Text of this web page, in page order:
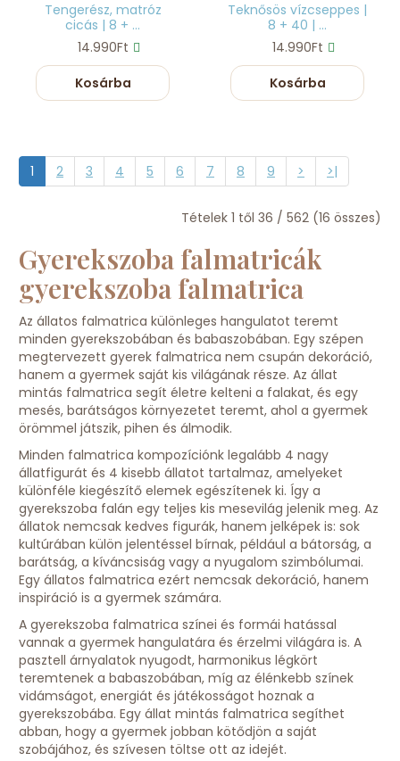
Tengerész, matróz
cicás | 8 + ...
14.990Ft
Kosárba
Teknősös vízcseppes |
8 + 40 | ...
14.990Ft
Kosárba
1 2 3 4 5 6 7 8 9 > >|
Tételek 1 től 36 / 562 (16 összes)
Gyerekszoba falmatricák
gyerekszoba falmatrica
Az állatos falmatrica különleges hangulatot teremt
minden gyerekszobában és babaszobában. Egy szépen
megtervezett gyerek falmatrica nem csupán dekoráció,
hanem a gyermek saját kis világának része. Az állat
mintás falmatrica segít életre kelteni a falakat, és egy
mesés, barátságos környezetet teremt, ahol a gyermek
örömmel játszik, pihen és álmodik.
Minden falmatrica kompozíciónk legalább 4 nagy
állatfigurát és 4 kisebb állatot tartalmaz, amelyeket
különféle kiegészítő elemek egészítenek ki. Így a
gyerekszoba falán egy teljes kis mesevilág jelenik meg. Az
állatok nemcsak kedves figurák, hanem jelképek is: sok
kultúrában külön jelentéssel bírnak, például a bátorság, a
barátság, a kíváncsiság vagy a nyugalom szimbólumai.
Egy állatos falmatrica ezért nemcsak dekoráció, hanem
inspiráció is a gyermek számára.
A gyerekszoba falmatrica színei és formái hatással
vannak a gyermek hangulatára és érzelmi világára is. A
pasztell árnyalatok nyugodt, harmonikus légkört
teremtenek a babaszobában, míg az élénkebb színek
vidámságot, energiát és játékosságot hoznak a
gyerekszobába. Egy állat mintás falmatrica segíthet
abban, hogy a gyermek jobban kötődjön a saját
szobájához, és szívesen töltse ott az idejét.